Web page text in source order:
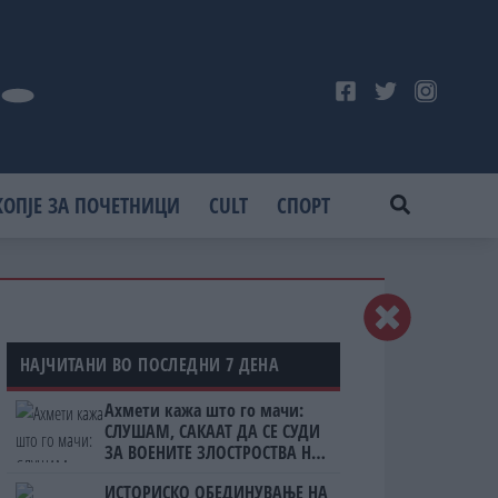
ЗА ПОЧЕТНИЦИ CULT СПОРТ
НАЈЧИТАНИ ВО ПОСЛЕДНИ 7 ДЕНА
Ахмети кажа што го мачи:
СЛУШАМ, САКААТ ДА СЕ СУДИ
ЗА ВОЕНИТЕ ЗЛОСТРОСТВА НА
ИСТОРИСКО ОБЕДИНУВАЊЕ НА